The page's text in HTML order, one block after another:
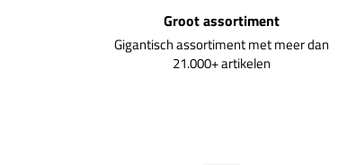
Groot assortiment
Gigantisch assortiment met meer dan
21.000+ artikelen